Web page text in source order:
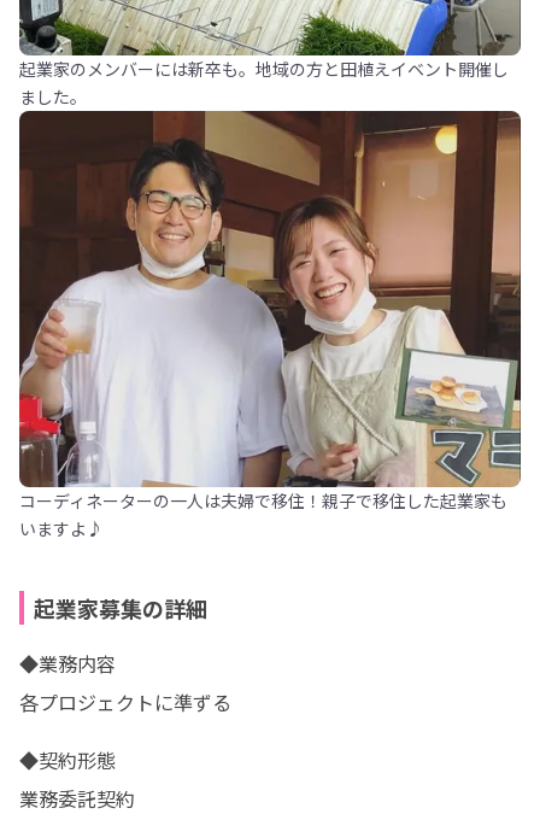
起業家のメンバーには新卒も。地域の方と田植えイベント開催し
ました。
コーディネーターの一人は夫婦で移住！親子で移住した起業家も
いますよ♪
起業家募集の詳細
◆業務内容
各プロジェクトに準ずる
◆契約形態
業務委託契約